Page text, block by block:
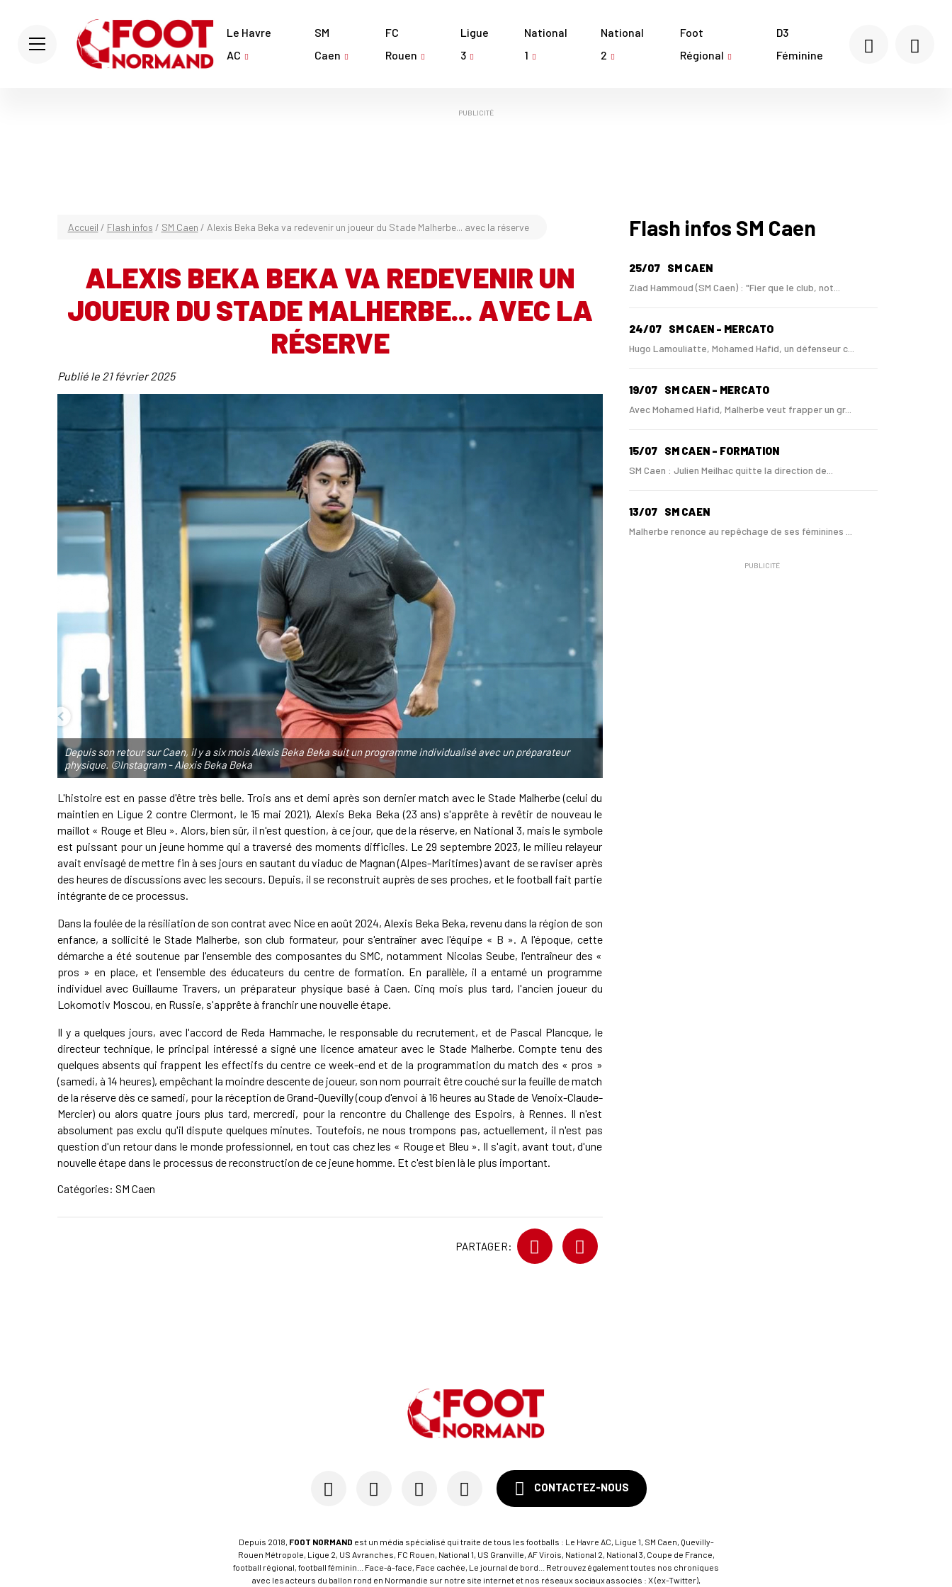
Le Havre
AC
SM
Caen
FC
Rouen
Ligue
3
National
1
National
2
Foot
Régional
D3
Féminine
PUBLICITÉ
Accueil / Flash infos / SM Caen / Alexis Beka Beka va redevenir un joueur du Stade Malherbe... avec la réserve
ALEXIS BEKA BEKA VA REDEVENIR UN
JOUEUR DU STADE MALHERBE... AVEC LA
RÉSERVE
Publié le 21 février 2025
Depuis son retour sur Caen, il y a six mois Alexis Beka Beka suit un programme individualisé avec un préparateur
physique. ©Instagram - Alexis Beka Beka
L'histoire est en passe d'être très belle. Trois ans et demi après son dernier match avec le Stade Malherbe (celui du
maintien en Ligue 2 contre Clermont, le 15 mai 2021), Alexis Beka Beka (23 ans) s'apprête à revêtir de nouveau le
maillot « Rouge et Bleu ». Alors, bien sûr, il n'est question, à ce jour, que de la réserve, en National 3, mais le symbole
est puissant pour un jeune homme qui a traversé des moments difficiles. Le 29 septembre 2023, le milieu relayeur
avait envisagé de mettre fin à ses jours en sautant du viaduc de Magnan (Alpes-Maritimes) avant de se raviser après
des heures de discussions avec les secours. Depuis, il se reconstruit auprès de ses proches, et le football fait partie
intégrante de ce processus.
Dans la foulée de la résiliation de son contrat avec Nice en août 2024, Alexis Beka Beka, revenu dans la région de son
enfance, a sollicité le Stade Malherbe, son club formateur, pour s'entraîner avec l'équipe « B ». A l'époque, cette
démarche a été soutenue par l'ensemble des composantes du SMC, notamment Nicolas Seube, l'entraîneur des «
pros » en place, et l'ensemble des éducateurs du centre de formation. En parallèle, il a entamé un programme
individuel avec Guillaume Travers, un préparateur physique basé à Caen. Cinq mois plus tard, l'ancien joueur du
Lokomotiv Moscou, en Russie, s'apprête à franchir une nouvelle étape.
Il y a quelques jours, avec l'accord de Reda Hammache, le responsable du recrutement, et de Pascal Plancque, le
directeur technique, le principal intéressé a signé une licence amateur avec le Stade Malherbe. Compte tenu des
quelques absents qui frappent les effectifs du centre ce week-end et de la programmation du match des « pros »
(samedi, à 14 heures), empêchant la moindre descente de joueur, son nom pourrait être couché sur la feuille de match
de la réserve dès ce samedi, pour la réception de Grand-Quevilly (coup d'envoi à 16 heures au Stade de Venoix-Claude-
Mercier) ou alors quatre jours plus tard, mercredi, pour la rencontre du Challenge des Espoirs, à Rennes. Il n'est
absolument pas exclu qu'il dispute quelques minutes. Toutefois, ne nous trompons pas, actuellement, il n'est pas
question d'un retour dans le monde professionnel, en tout cas chez les « Rouge et Bleu ». Il s'agit, avant tout, d'une
nouvelle étape dans le processus de reconstruction de ce jeune homme. Et c'est bien là le plus important.
Catégories: SM Caen
PARTAGER:
Flash infos SM Caen
25/07 SM CAEN
Ziad Hammoud (SM Caen) : "Fier que le club, not...
24/07 SM CAEN - MERCATO
Hugo Lamouliatte, Mohamed Hafid, un défenseur c...
19/07 SM CAEN - MERCATO
Avec Mohamed Hafid, Malherbe veut frapper un gr...
15/07 SM CAEN - FORMATION
SM Caen : Julien Meilhac quitte la direction de...
13/07 SM CAEN
Malherbe renonce au repêchage de ses féminines ...
PUBLICITÉ
CONTACTEZ-NOUS
Depuis 2018, FOOT NORMAND est un média spécialisé qui traite de tous les footballs : Le Havre AC, Ligue 1, SM Caen, Quevilly-
Rouen Métropole, Ligue 2, US Avranches, FC Rouen, National 1, US Granville, AF Virois, National 2, National 3, Coupe de France,
football régional, football féminin... Face-à-face, Face cachée, Le journal de bord... Retrouvez également toutes nos chroniques
avec les acteurs du ballon rond en Normandie sur notre site internet et nos réseaux sociaux associés : X (ex-Twitter),